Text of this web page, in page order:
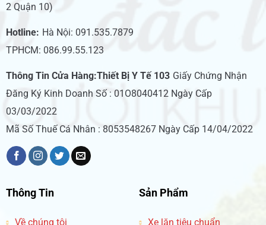
2 Quận 10)
Hotline: Hà Nội: 091.535.7879
TPHCM: 086.99.55.123
Thông Tin Cửa Hàng:Thiết Bị Y Tế 103 Giấy Chứng Nhận
Đăng Ký Kinh Doanh Số : 01O8040412 Ngày Cấp
03/03/2022
Mã Số Thuế Cá Nhân : 8053548267 Ngày Cấp 14/04/2022
Thông Tin
Về chúng tôi
Sản Phẩm
Xe lăn tiêu chuẩn